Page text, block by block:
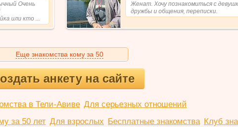
Очень
или кто ...
Женат. Хочу познакомиться с
дружбы и общения, переписки.
Еще знакомства кому за 50
анкету на сайте
в Тели-Авиве Для серьезных отношений
за 50 лет Для взрослых Бесплатные знакомства Клуб